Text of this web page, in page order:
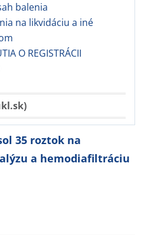
balenia
na likvidáciu a iné
O REGISTRÁCII
35 roztok na
a hemodiafiltráciu